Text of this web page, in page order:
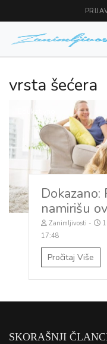
vrsta šećera
Dokazano:
namirišu
Zanimljivosti
17:48
Pročitaj Više
SKORAŠNJI